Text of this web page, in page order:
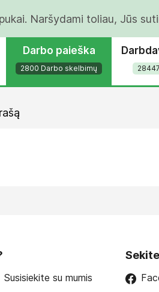
Naršydami toliau, Jūs
Darbo paieška
2800 Darbo skelbimų
Susisiekite su mumis